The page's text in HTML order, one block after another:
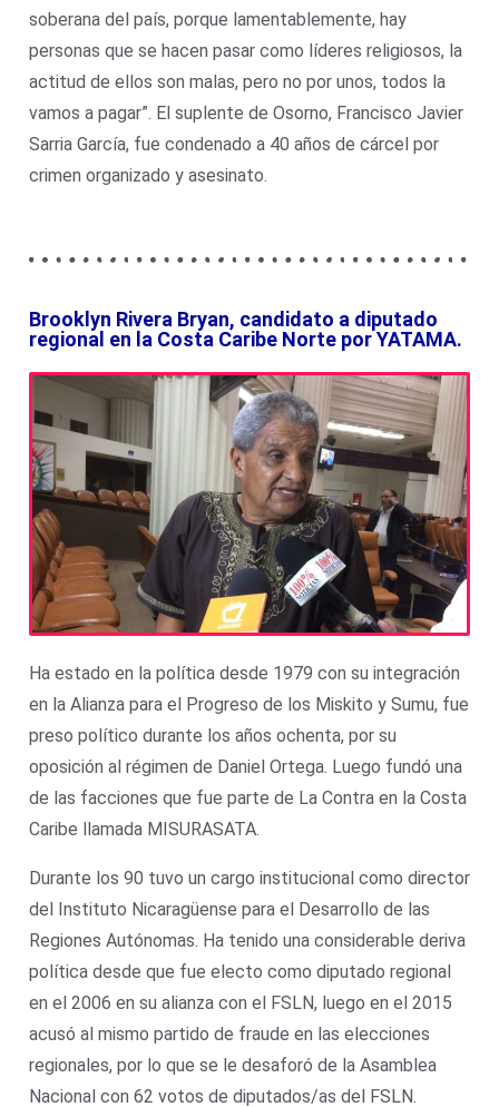
soberana del país, porque lamentablemente, hay
personas que se hacen pasar como líderes religiosos, la
actitud de ellos son malas, pero no por unos, todos la
vamos a pagar”. El suplente de Osorno, Francisco Javier
Sarria García, fue condenado a 40 años de cárcel por
crimen organizado y asesinato.
Brooklyn Rivera Bryan, candidato a diputado
regional en la Costa Caribe Norte por YATAMA.
Ha estado en la política desde 1979 con su integración
en la Alianza para el Progreso de los Miskito y Sumu, fue
preso político durante los años ochenta, por su
oposición al régimen de Daniel Ortega. Luego fundó una
de las facciones que fue parte de La Contra en la Costa
Caribe llamada MISURASATA.
Durante los 90 tuvo un cargo institucional como director
del Instituto Nicaragüense para el Desarrollo de las
Regiones Autónomas. Ha tenido una considerable deriva
política desde que fue electo como diputado regional
en el 2006 en su alianza con el FSLN, luego en el 2015
acusó al mismo partido de fraude en las elecciones
regionales, por lo que se le desaforó de la Asamblea
Nacional con 62 votos de diputados/as del FSLN.